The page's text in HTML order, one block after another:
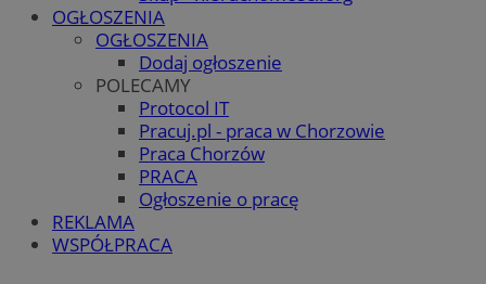
OGŁOSZENIA
OGŁOSZENIA
Dodaj ogłoszenie
POLECAMY
Protocol IT
Pracuj.pl - praca w Chorzowie
Praca Chorzów
PRACA
Ogłoszenie o pracę
REKLAMA
WSPÓŁPRACA